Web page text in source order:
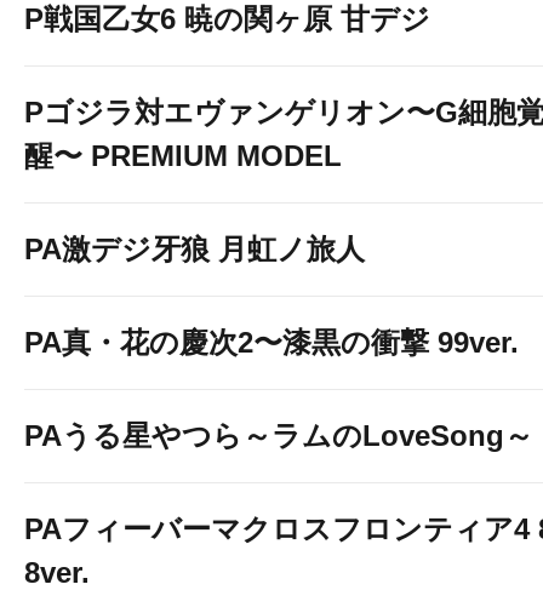
P戦国乙女6 暁の関ヶ原 甘デジ
Pゴジラ対エヴァンゲリオン〜G細胞
醒〜 PREMIUM MODEL
PA激デジ牙狼 月虹ノ旅人
PA真・花の慶次2〜漆黒の衝撃 99ver.
PAうる星やつら～ラムのLoveSong～
PAフィーバーマクロスフロンティア4
8ver.